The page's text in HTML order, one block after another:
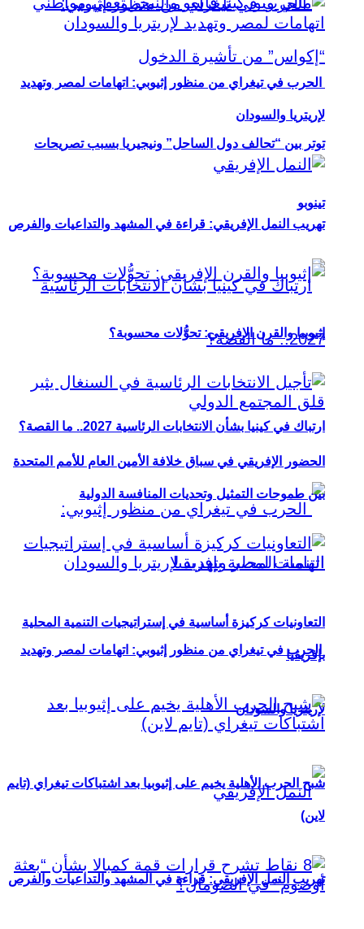
توتر بين “تحالف دول الساحل” ونيجيريا بسبب تصريحات
تينوبو
ارتباك في كينيا بشأن الانتخابات الرئاسية 2027.. ما القصة؟
الحرب في تيغراي من منظور إثيوبي: اتهامات لمصر وتهديد
لإريتريا والسودان
تهريب النمل الإفريقي: قراءة في المشهد والتداعيات والفرص
الحرب في تيغراي من منظور إثيوبي: اتهامات لمصر وتهديد
لإريتريا والسودان
تهريب النمل الإفريقي: قراءة في المشهد والتداعيات والفرص
إثيوبيا والقرن الإفريقي: تحوُّلات محسوبة؟
الحضور الإفريقي في سباق خلافة الأمين العام للأمم المتحدة
بين طموحات التمثيل وتحديات المنافسة الدولية
التعاونيات كركيزة أساسية في إستراتيجيات التنمية المحلية
بإفريقيا
شبح الحرب الأهلية يخيم على إثيوبيا بعد اشتباكات تيغراي (تايم
لاين)